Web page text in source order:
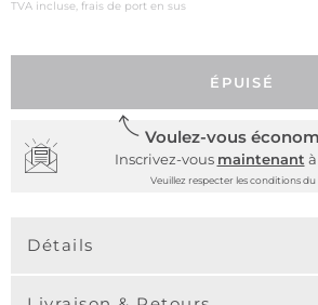
TVA incluse, frais de port en sus
ÉPUISÉ
Voulez-vous
Inscrivez-vous maintenant
Veuillez respecter les conditions du
Détails